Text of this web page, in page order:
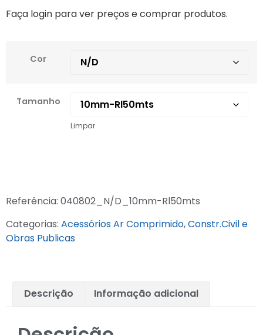
Faça login para ver preços e comprar produtos.
Cor
Tamanho
Limpar
Referência: 040802_N/D_10mm-Rl50mts
Categorias: Acessórios Ar Comprimido,Constr.Civil e
Obras Publicas
Descrição Informação adicional